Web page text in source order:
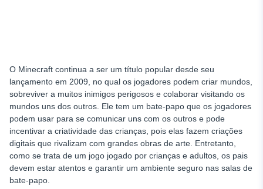
O Minecraft continua a ser um título popular desde seu
lançamento em 2009, no qual os jogadores podem criar mundos,
sobreviver a muitos inimigos perigosos e colaborar visitando os
mundos uns dos outros. Ele tem um bate-papo que os jogadores
podem usar para se comunicar uns com os outros e pode
incentivar a criatividade das crianças, pois elas fazem criações
digitais que rivalizam com grandes obras de arte. Entretanto,
como se trata de um jogo jogado por crianças e adultos, os pais
devem estar atentos e garantir um ambiente seguro nas salas de
bate-papo.